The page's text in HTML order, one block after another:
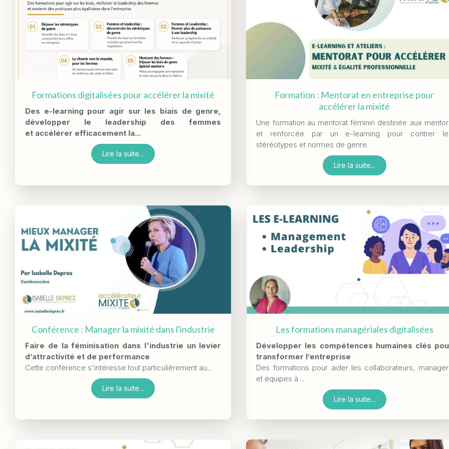
Formations digitalisées pour accélérer la mixité
Des e-learning pour agir sur les biais de genre,
développer le leadership des femmes
et accélérer efficacement la...
Lire la suite...
Formation : Mentorat en entreprise pour
accélérer la mixité
Une formation au mentorat féminin destinée aux
et renforcée par un e-learning pour contrer
stéréotypes et normes de genre.
Lire la suite...
Conférence : Manager la mixité dans l'industrie
Faire de la féminisation dans l'industrie un levier
d’attractivité et de performance
Cette conférence s'intéresse tout particulièrement au...
Lire la suite...
Les formations managériales digitalisées
Développer les compétences humaines clés
transformer l’entreprise
Des formations pour aider les collaborateurs,
et équipes à ...
Lire la suite...